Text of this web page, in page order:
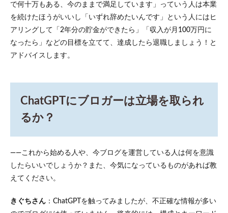
で何十万もある、今のままで満足しています」っていう人は本業
を続けたほうがいいし「いずれ辞めたいんです」という人にはヒ
アリングして「2年分の貯金ができたら」「収入が月100万円に
なったら」などの目標を立てて、達成したら退職しましょう！と
アドバイスします。
ChatGPTにブロガーは立場を取られ
るか？
――これから始める人や、今ブログを運営している人は何を意識
したらいいでしょうか？また、今気になっているものがあれば教
えてください。
きぐちさん ：ChatGPTを触ってみましたが、不正確な情報が多い